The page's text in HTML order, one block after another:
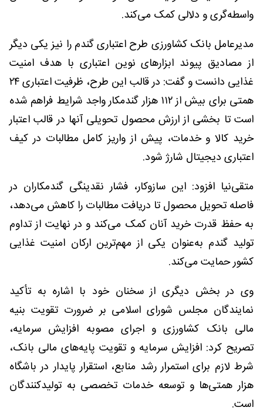
واسطه‌گری و دلالی کمک می‌کند.
مدیرعامل بانک کشاورزی طرح اعتباری گندم را نیز یکی دیگر
از مصادیق پیوند ابزارهای نوین اعتباری با هدف امنیت
غذایی دانست و گفت: در قالب این طرح، ظرفیت اعتباری ۲۴
همتی برای بیش از ۱۱۲ هزار گندمکار واجد شرایط فراهم شده
است تا بخشی از ارزش محصول تحویلی آنها در قالب اعتبار
خرید کالا و خدمات، پیش از واریز کامل مطالبات در کیف
اعتباری دیجیتال شارژ شود.
متقی‌نیا افزود: این سازوکار، فشار نقدینگی گندمکاران در
فاصله تحویل محصول تا دریافت مطالبات را کاهش می‌دهد،
به حفظ قدرت خرید آنان کمک می‌کند و در نهایت از تداوم
تولید گندم به‌عنوان یکی از مهم‌ترین ارکان امنیت غذایی
کشور حمایت می‌کند.
وی در بخش دیگری از سخنان خود با اشاره به تأکید
نمایندگان مجلس شورای اسلامی بر ضرورت تقویت بنیه
مالی بانک کشاورزی و اجرای مصوبه افزایش سرمایه،
تصریح کرد: افزایش سرمایه و تقویت پایه‌های مالی بانک،
شرط لازم برای استمرار رشد منابع، استقرار پایدار در باشگاه
هزار همتی‌ها و توسعه خدمات تخصصی به تولیدکنندگان
است.